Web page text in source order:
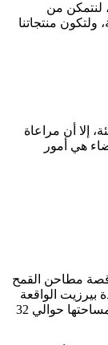
لنتمكن من
ولتكون منتجاتنا
إلا أن مراعاة
هي أمور
مطاحن القمح
بلدة بيرزيت الواقعة
شمال مدينة رام الله، على مساحة إجمالية تبلغ مساحتها حوالي 32